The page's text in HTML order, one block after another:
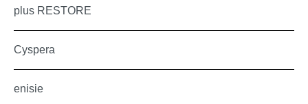
plus RESTORE
Cyspera
enisie